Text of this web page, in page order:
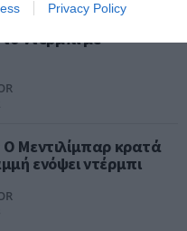
Privacy Policy
Με προβλήματα η
ντέρμπι με
Μεντιλίμπαρ κρατά
ενόψει ντέρμπι